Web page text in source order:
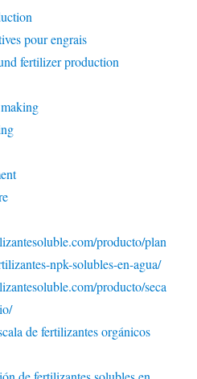
pour engrais
fertilizer production
producto/plan
npk-solubles-en-agua/
producto/seca
de fertilizantes orgánicos